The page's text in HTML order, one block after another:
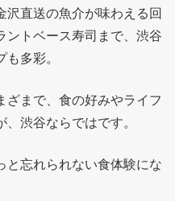
沢直送の魚介が味わえる回
ントベース寿司まで、渋谷
多彩。
ざまで、食の好みやライフ
渋谷ならではです。
と忘れられない食体験にな